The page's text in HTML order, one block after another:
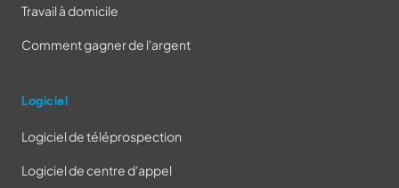
Travail à domicile
Comment gagner de l'argent
Logiciel
Logiciel de téléprospection
Logiciel de centre d'appel